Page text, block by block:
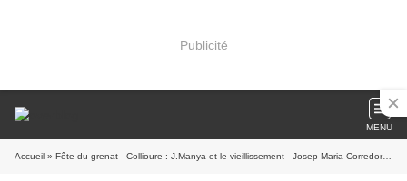
Publicité
MENU
Accueil » Fête du grenat - Collioure : J.Manya et le vieillissement - Josep Maria Corredor au MUME -